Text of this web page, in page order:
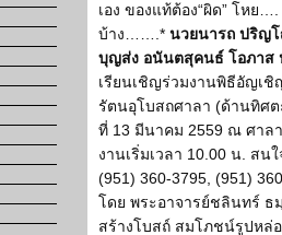
เอง ของแท้ต้อง“ผิด” โหย
บ้าง…….* นวยนารถ ปริญโ
บุญส่ง อนันตสุคนธ์ โอภาส
เรียนเชิญร่วมงานพิธีอัญเ
รัตนอุโบสถศาลา (ด้านทิศ
ที่ 13 มีนาคม 2559 ณ ศาล
งานเริ่มเวลา 10.00 น. ส
(951) 360-3795, (951)
โดย พระอาจารย์ชลินทร์
สร้างโบสถ์ สมโภชน์รูปหล่